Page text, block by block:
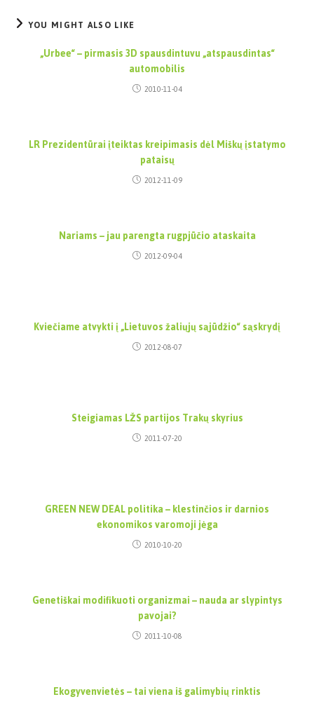
YOU MIGHT ALSO LIKE
„Urbee“ – pirmasis 3D spausdintuvu „atspausdintas“
automobilis
2010-11-04
LR Prezidentūrai įteiktas kreipimasis dėl Miškų įstatymo
pataisų
2012-11-09
Nariams – jau parengta rugpjūčio ataskaita
2012-09-04
Kviečiame atvykti į „Lietuvos žaliųjų sąjūdžio“ sąskrydį
2012-08-07
Steigiamas LŽS partijos Trakų skyrius
2011-07-20
GREEN NEW DEAL politika – klestinčios ir darnios
ekonomikos varomoji jėga
2010-10-20
Genetiškai modifikuoti organizmai – nauda ar slypintys
pavojai?
2011-10-08
Ekogyvenvietės – tai viena iš galimybių rinktis